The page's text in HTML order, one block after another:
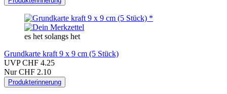
es het solangs het
Grundkarte kraft 9 x 9 cm (5 Stück)
UVP CHF 4.25
Nur CHF 2.10
Produkterinnerung